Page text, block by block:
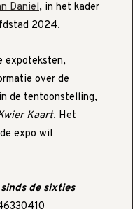
Daniel, in het kader
2024.
expoteksten,
over de
de tentoonstelling,
Kaart. Het
expo wil
de sixties